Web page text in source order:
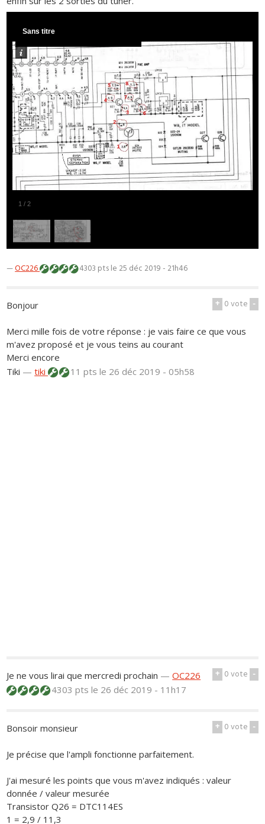
1 /2
Sans titre
—OC226 4303 ptsle 25 déc 2019 - 21h46
+ 0vote -
Bonjour
Merci mille fois de votre réponse : je vais faire ce que vous
m'avez proposé et je vous teins au courant
Merci encore
Tiki —tiki 11 ptsle 26 déc 2019 - 05h58
+ 0vote -
Je ne vous lirai que mercredi prochain —OC226
4303 ptsle 26 déc 2019 - 11h17
+ 0vote -
Bonsoir monsieur
Je précise que l'ampli fonctionne parfaitement.
J'ai mesuré les points que vous m'avez indiqués : valeur
donnée / valeur mesurée
Transistor Q26 = DTC114ES
1 = 2,9 / 11,3